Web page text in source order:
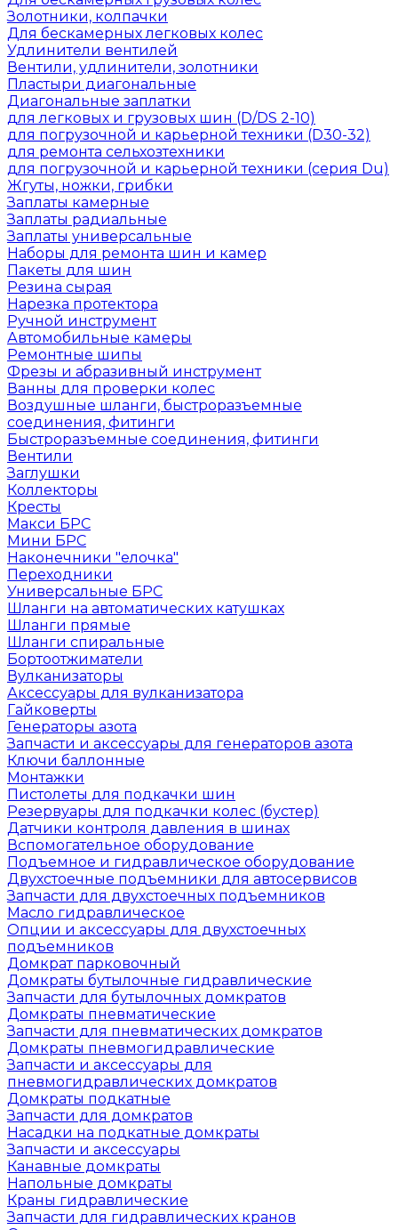
Золотники, колпачки
Для бескамерных легковых колес
Удлинители вентилей
Вентили, удлинители, золотники
Пластыри диагональные
Диагональные заплатки
для легковых и грузовых шин (D/DS 2-10)
для погрузочной и карьерной техники (D30-32)
для ремонта сельхозтехники
для погрузочной и карьерной техники (серия Du)
Жгуты, ножки, грибки
Заплаты камерные
Заплаты радиальные
Заплаты универсальные
Наборы для ремонта шин и камер
Пакеты для шин
Резина сырая
Нарезка протектора
Ручной инструмент
Автомобильные камеры
Ремонтные шипы
Фрезы и абразивный инструмент
Ванны для проверки колес
Воздушные шланги, быстроразъемные
соединения, фитинги
Быстроразъемные соединения, фитинги
Вентили
Заглушки
Коллекторы
Кресты
Макси БРС
Мини БРС
Наконечники "елочка"
Переходники
Универсальные БРС
Шланги на автоматических катушках
Шланги прямые
Шланги спиральные
Бортоотжиматели
Вулканизаторы
Аксессуары для вулканизатора
Гайковерты
Генераторы азота
Запчасти и аксессуары для генераторов азота
Ключи баллонные
Монтажки
Пистолеты для подкачки шин
Резервуары для подкачки колес (бустер)
Датчики контроля давления в шинах
Вспомогательное оборудование
Подъемное и гидравлическое оборудование
Двухстоечные подъемники для автосервисов
Запчасти для двухстоечных подъемников
Масло гидравлическое
Опции и аксессуары для двухстоечных
подъемников
Домкрат парковочный
Домкраты бутылочные гидравлические
Запчасти для бутылочных домкратов
Домкраты пневматические
Запчасти для пневматических домкратов
Домкраты пневмогидравлические
Запчасти и аксессуары для
пневмогидравлических домкратов
Домкраты подкатные
Запчасти для домкратов
Насадки на подкатные домкраты
Запчасти и аксессуары
Канавные домкраты
Напольные домкраты
Краны гидравлические
Запчасти для гидравлических кранов